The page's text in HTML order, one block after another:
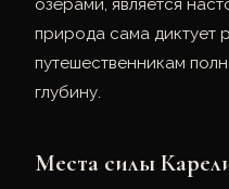
природа сама диктует
путешественникам
глубину.
Места силы